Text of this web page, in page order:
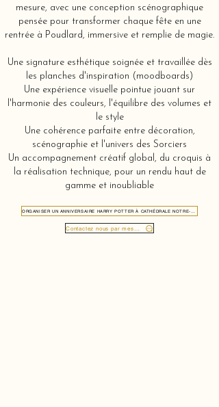
mesure, avec une conception scénographique
pensée pour transformer chaque fête en une
rentrée à Poudlard, immersive et remplie de magie.
Une signature esthétique soignée et travaillée dès
les planches d'inspiration (moodboards)
Une expérience visuelle pointue jouant sur
l'harmonie des couleurs, l'équilibre des volumes et
le style
Une cohérence parfaite entre décoration,
scénographie et l'univers des Sorciers
Un accompagnement créatif global, du croquis à
la réalisation technique, pour un rendu haut de
gamme et inoubliable